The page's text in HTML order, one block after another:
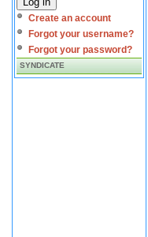
Create an account
Forgot your username?
Forgot your password?
SYNDICATE